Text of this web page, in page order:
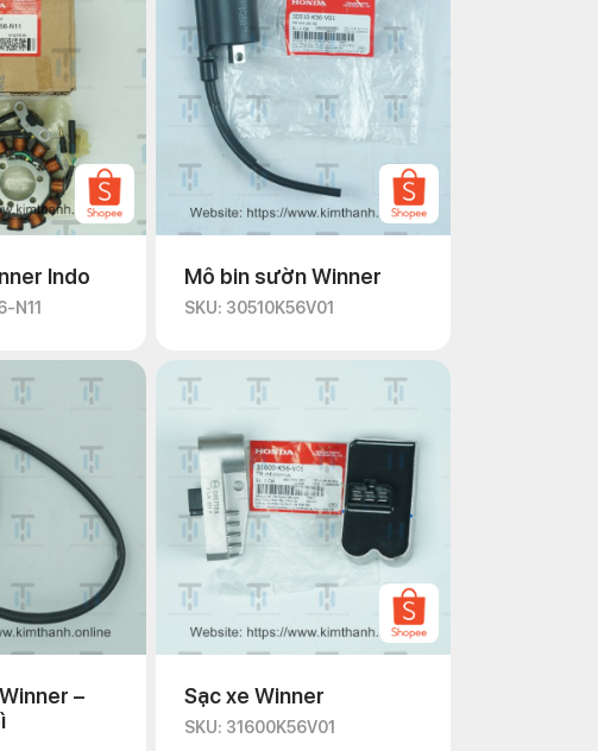
Indo
N11
Mô bin sườn Winner
SKU: 30510K56V01
–
Sạc xe Winner
SKU: 31600K56V01